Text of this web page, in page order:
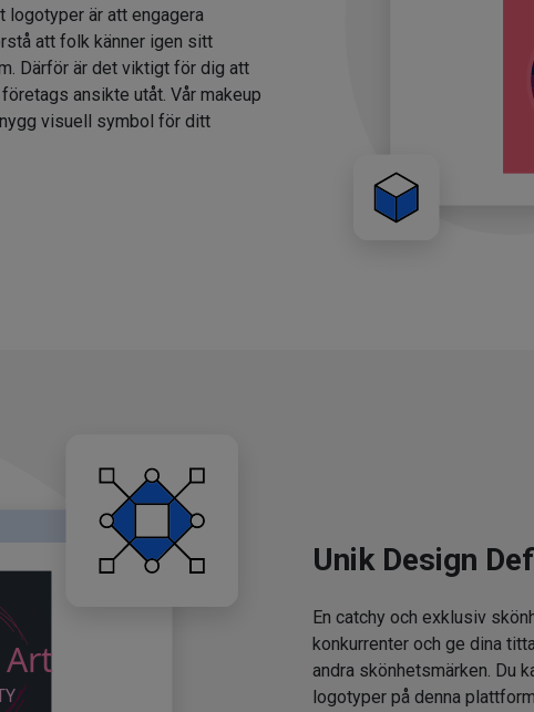
logotyper är att engagera
att folk känner igen sitt
Därför är det viktigt för dig att
ansikte utåt. Vår makeup
visuell symbol för ditt
Unik Design
En catchy och exklusiv
konkurrenter och ge dina
andra skönhetsmärken. Du
logotyper på denna